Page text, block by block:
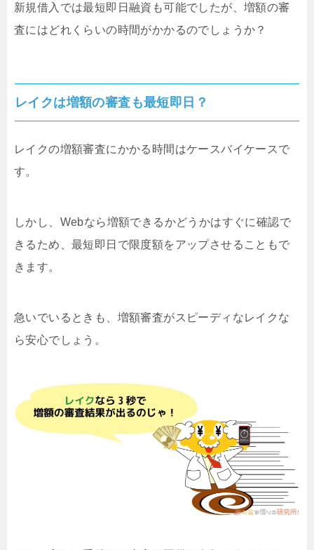
新規借入では最短即日融資も可能でしたが、増額の審
査にはどれくらいの時間がかかるのでしょうか？
レイクは増額の審査も最短即日？
レイクの増額審査にかかる時間はケースバイケースで
す。
しかし、Webなら増額できるかどうかはすぐに確認で
きるため、最短即日で限度額をアップさせることもで
きます。
急いでいるときも、増額審査がスピーディなレイクな
ら安心でしょう。